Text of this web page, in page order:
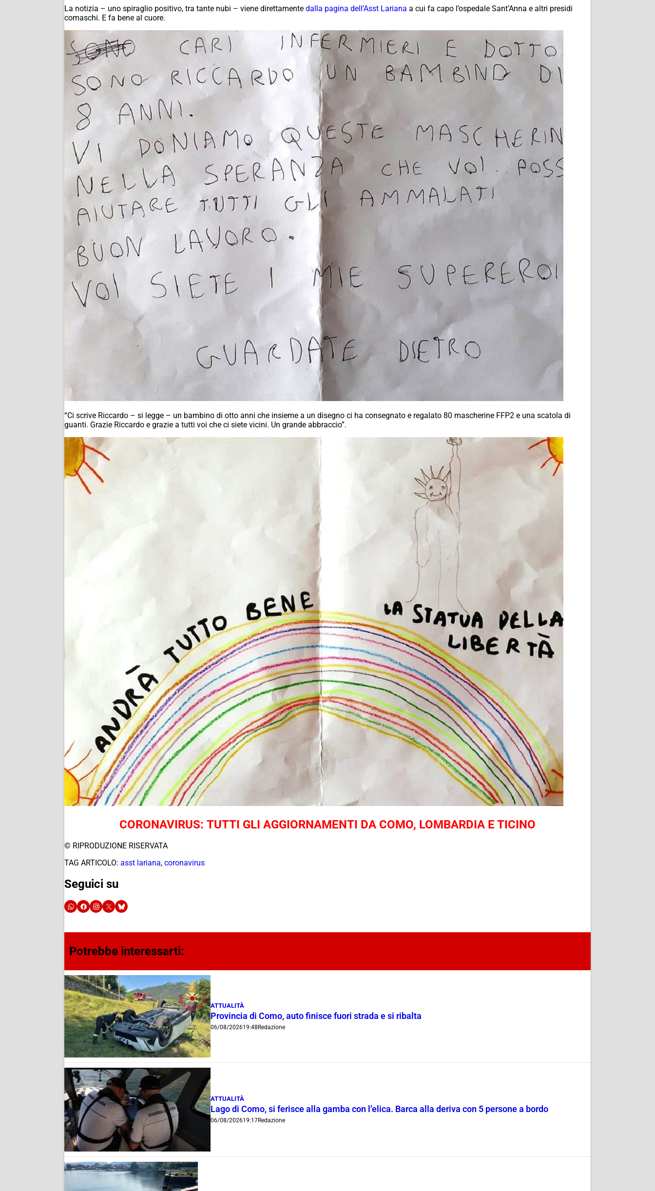
La notizia – uno spiraglio positivo, tra tante nubi – viene direttamente dalla pagina dell’Asst Lariana a cui fa capo l’ospedale Sant’Anna e altri presidi
comaschi. E fa bene al cuore.
“Ci scrive Riccardo – si legge – un bambino di otto anni che insieme a un disegno ci ha consegnato e regalato 80 mascherine FFP2 e una scatola di
guanti. Grazie Riccardo e grazie a tutti voi che ci siete vicini. Un grande abbraccio”.
CORONAVIRUS: TUTTI GLI AGGIORNAMENTI DA COMO, LOMBARDIA E TICINO
© RIPRODUZIONE RISERVATA
TAG ARTICOLO: asst lariana, coronavirus
Seguici su
Potrebbe interessarti:
ATTUALITÀ
Provincia di Como, auto finisce fuori strada e si ribalta
06/08/202619:48Redazione
ATTUALITÀ
Lago di Como, si ferisce alla gamba con l’elica. Barca alla deriva con 5 persone a bordo
06/08/202619:17Redazione